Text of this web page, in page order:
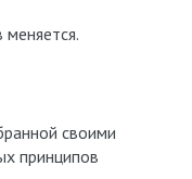
своими
принципов